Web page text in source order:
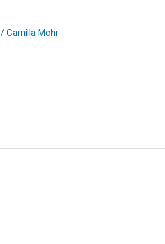
/Camilla Mohr